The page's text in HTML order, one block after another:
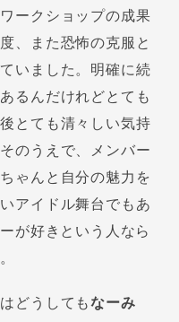
ークショップの成果
、また恐怖の克服と
いました。明確に続
るんだけれどとても
とても清々しい気持
のうえで、メンバー
ゃんと自分の魅力を
アイドル舞台でもあ
が好きという人なら
どうしてもなーみ